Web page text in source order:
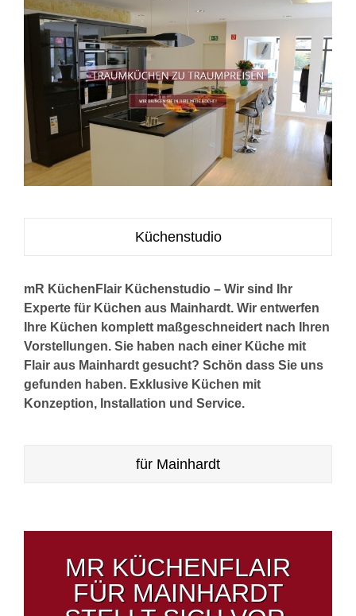
Küchenstudio
mR KüchenFlair Küchenstudio – Wir sind Ihr
Experte für Küchen aus Mainhardt. Wir entwerfen
Ihre Küchen komplett maßgeschneidert nach Ihren
Vorstellungen. Sie haben nach einer Küche mit
Flair aus Mainhardt gesucht? Schön dass Sie uns
gefunden haben. Exklusive Küchen mit
Konzeption, Installation und Service.
für Mainhardt
MR KÜCHENFLAIR
FÜR MAINHARDT